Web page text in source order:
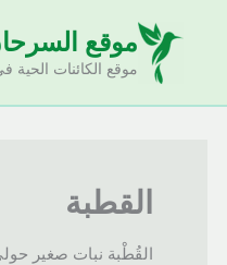
موقع
موقع الكائنات الحية
القطبة
القُطْبة نبات صغير